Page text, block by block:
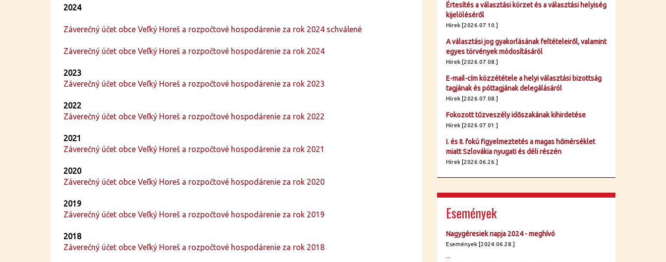
2024
Záverečný účet obce Veľký Horeš a rozpočtové hospodárenie za rok 2024 schválené
Záverečný účet obce Veľký Horeš a rozpočtové hospodárenie za rok 2024
2023
Záverečný účet obce Veľký Horeš a rozpočtové hospodárenie za rok 2023
2022
Záverečný účet obce Veľký Horeš a rozpočtové hospodárenie za rok 2022
2021
Záverečný účet obce Veľký Horeš a rozpočtové hospodárenie za rok 2021
2020
Záverečný účet obce Veľký Horeš a rozpočtové hospodárenie za rok 2020
2019
Záverečný účet obce Veľký Horeš a rozpočtové hospodárenie za rok 2019
2018
Záverečný účet obce Veľký Horeš a rozpočtové hospodárenie za rok 2018
Értesítés a választási körzet és a választási helyiség
kijelöléséről
Hírek [2026.07.10.]
A választási jog gyakorlásának feltételeiről, valamint
egyes törvények módosításáról
Hírek [2026.07.08.]
E-mail-cím közzététele a helyi választási bizottság
tagjának és póttagjának delegálásáról
Hírek [2026.07.08.]
Fokozott tűzveszély időszakának kihirdetése
Hírek [2026.07.01.]
I. és II. fokú figyelmeztetés a magas hőmérséklet
miatt Szlovákia nyugati és déli részén
Hírek [2026.06.26.]
Események
Nagygéresiek napja 2024 - meghívó
Események [2024.06.28.]
...